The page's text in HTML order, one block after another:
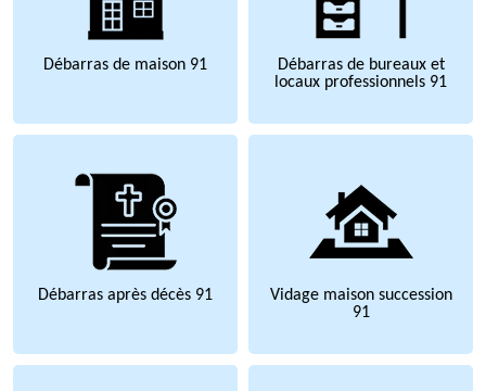
Débarras de maison 91
Débarras de bureaux et
locaux professionnels 91
Débarras après décès 91
Vidage maison succession
91